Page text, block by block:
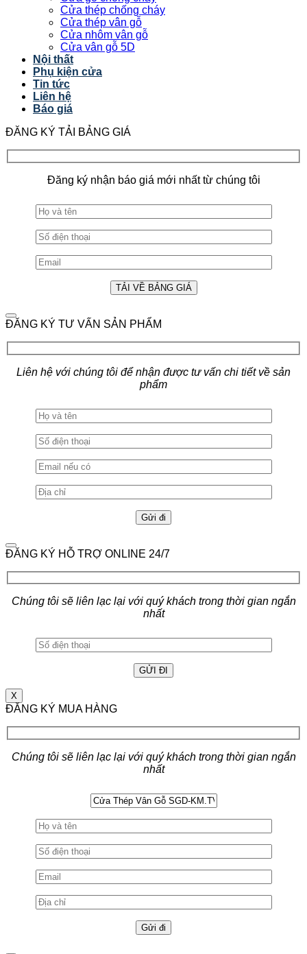
Cửa thép chống cháy
Cửa thép vân gỗ
Cửa nhôm vân gỗ
Cửa vân gỗ 5D
Nội thất
Phụ kiện cửa
Tin tức
Liên hệ
Báo giá
ĐĂNG KÝ TẢI BẢNG GIÁ
Đăng ký nhận báo giá mới nhất từ chúng tôi
ĐĂNG KÝ TƯ VẤN SẢN PHẨM
Liên hệ với chúng tôi để nhận được tư vấn chi tiết về sản
phẩm
ĐĂNG KÝ HỖ TRỢ ONLINE 24/7
Chúng tôi sẽ liên lạc lại với quý khách trong thời gian ngắn
nhất
X
ĐĂNG KÝ MUA HÀNG
Chúng tôi sẽ liên lạc lại với quý khách trong thời gian ngắn
nhất